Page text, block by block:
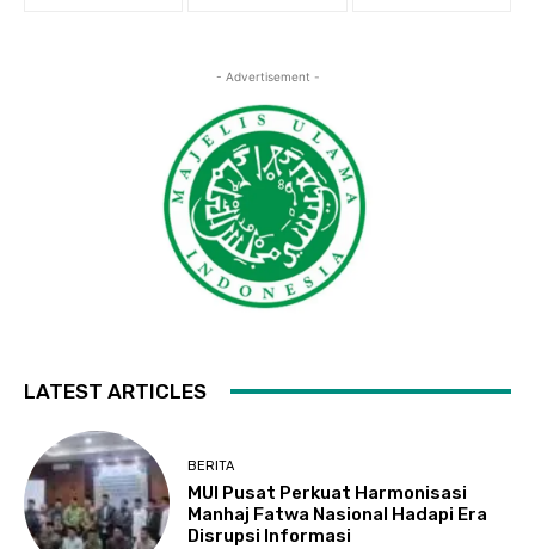
- Advertisement -
LATEST ARTICLES
BERITA
MUI Pusat Perkuat Harmonisasi
Manhaj Fatwa Nasional Hadapi Era
Disrupsi Informasi